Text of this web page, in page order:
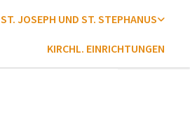
ST. JOSEPH UND ST. STEPHANUS
KIRCHL. EINRICHTUNGEN